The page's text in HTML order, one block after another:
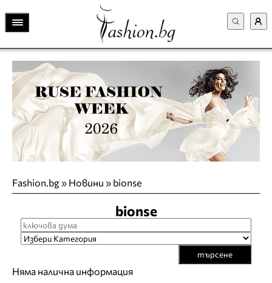
Fashion.bg» Новини » bionse
bionse
търсене
Няма налична информация